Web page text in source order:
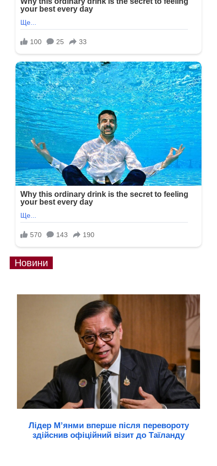
Новини
Лідер М’янми вперше після перевороту
здійснив офіційний візит до Таїланду